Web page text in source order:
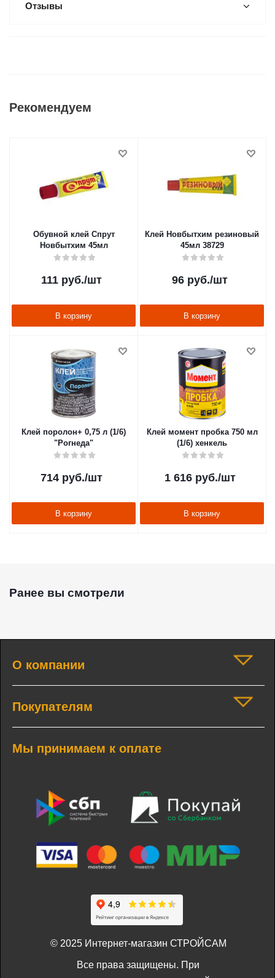
Отзывы
Рекомендуем
Обувной клей Спрут
Новбытхим 45мл
111 руб./шт
В корзину
Клей Новбытхим резиновый
45мл 38729
96 руб./шт
В корзину
Клей поролон+ 0,75 л (1/6)
"Рогнеда"
714 руб./шт
В корзину
Клей момент пробка 750 мл
(1/6) хенкель
1 616руб./шт
В корзину
Ранее вы смотрели
О компании
Покупателям
Мы принимаем к оплате
© 2025 Интернет-магазин СТРОЙСАМ
Все права защищены. При